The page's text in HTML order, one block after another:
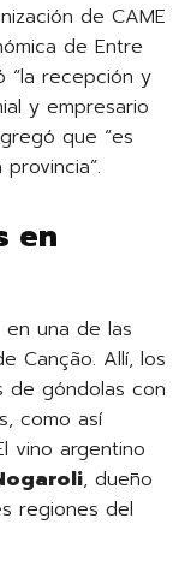
de CAME
de Entre
“la recepción y
y empresario
que “es
en
una de las
Canção. Allí, los
de góndolas con
como así
vino argentino
, dueño
regiones del